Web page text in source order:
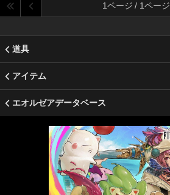
1ページ / 1ページ
道具
アイテム
エオルゼアデータベース